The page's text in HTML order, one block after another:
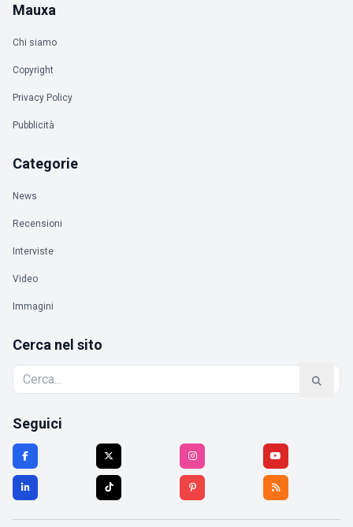
Mauxa
Chi siamo
Copyright
Privacy Policy
Pubblicità
Categorie
News
Recensioni
Interviste
Video
Immagini
Cerca nel sito
Seguici